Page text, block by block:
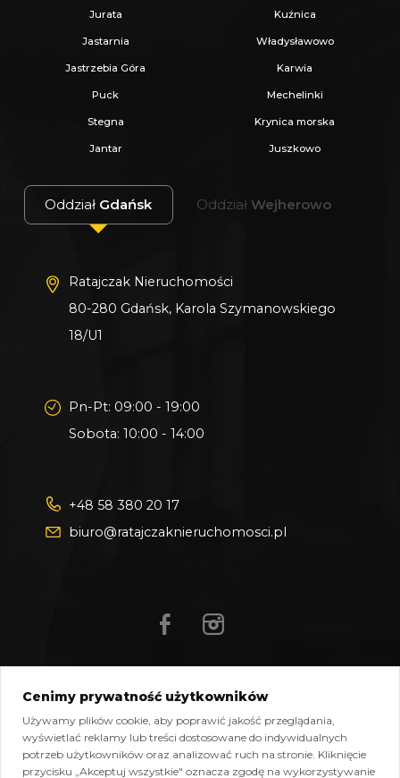
Jurata Kuźnica
Jastarnia Władysławowo
Jastrzebia Góra Karwia
Puck Mechelinki
Stegna Krynica morska
Jantar Juszkowo
Oddział Gdańsk Oddział Wejherowo
Ratajczak Nieruchomości
80-280 Gdańsk, Karola Szymanowskiego
18/U1
Pn-Pt: 09:00 - 19:00
Sobota: 10:00 - 14:00
+48 58 380 20 17
biuro@ratajczaknieruchomosci.pl
Polityka cookies Kontakt
Copyright © 2026 Ratajczak Nieruchomości All Rights
Cenimy prywatność użytkowników
Używamy plików cookie, aby poprawić jakość przeglądania,
wyświetlać reklamy lub treści dostosowane do indywidualnych
potrzeb użytkowników oraz analizować ruch na stronie. Kliknięcie
przycisku „Akceptuj wszystkie" oznacza zgodę na wykorzystywanie